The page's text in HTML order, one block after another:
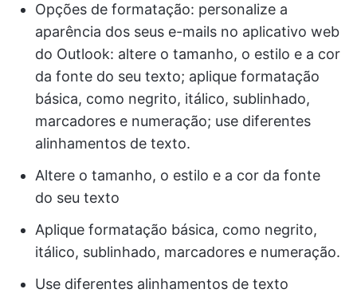
Opções de formatação: personalize a
aparência dos seus e-mails no aplicativo web
do Outlook: altere o tamanho, o estilo e a cor
da fonte do seu texto; aplique formatação
básica, como negrito, itálico, sublinhado,
marcadores e numeração; use diferentes
alinhamentos de texto.
Altere o tamanho, o estilo e a cor da fonte
do seu texto
Aplique formatação básica, como negrito,
itálico, sublinhado, marcadores e numeração.
Use diferentes alinhamentos de texto